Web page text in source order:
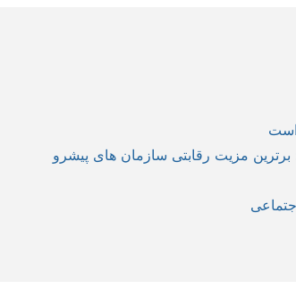
است
برترین مزیت رقابتی سازمان های پیشرو